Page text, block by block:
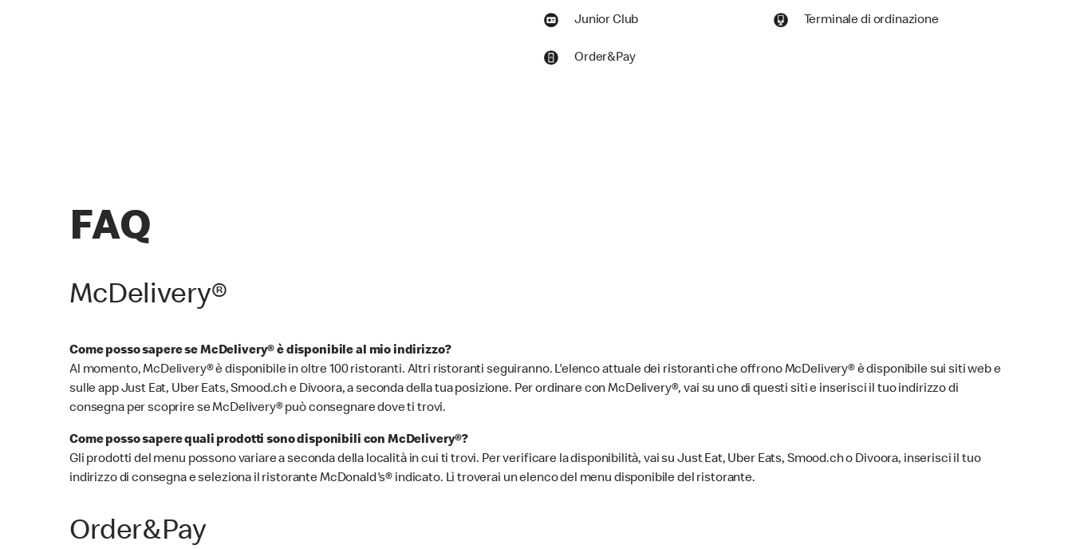
Junior Club Terminale di ordinazione
Order&Pay
FAQ
McDelivery®
Come posso sapere se McDelivery® è disponibile al mio indirizzo?
Al momento, McDelivery® è disponibile in oltre 100 ristoranti. Altri ristoranti seguiranno. L'elenco attuale dei ristoranti che offrono McDelivery® è disponibile sui siti web e
sulle app Just Eat, Uber Eats, Smood.ch e Divoora, a seconda della tua posizione. Per ordinare con McDelivery®, vai su uno di questi siti e inserisci il tuo indirizzo di
consegna per scoprire se McDelivery® può consegnare dove ti trovi.
Come posso sapere quali prodotti sono disponibili con McDelivery®?
Gli prodotti del menu possono variare a seconda della località in cui ti trovi. Per verificare la disponibilità, vai su Just Eat, Uber Eats, Smood.ch o Divoora, inserisci il tuo
indirizzo di consegna e seleziona il ristorante McDonald's® indicato. Lì troverai un elenco del menu disponibile del ristorante.
Order&Pay